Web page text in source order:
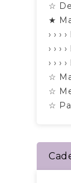
☆
★
› › ›
› ›
› › ›
☆
☆
☆